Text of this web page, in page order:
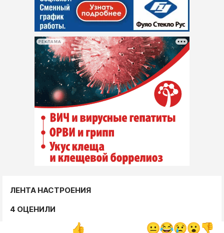
РЕКЛАМА
ЛЕНТА НАСТРОЕНИЯ
4 ОЦЕНИЛИ